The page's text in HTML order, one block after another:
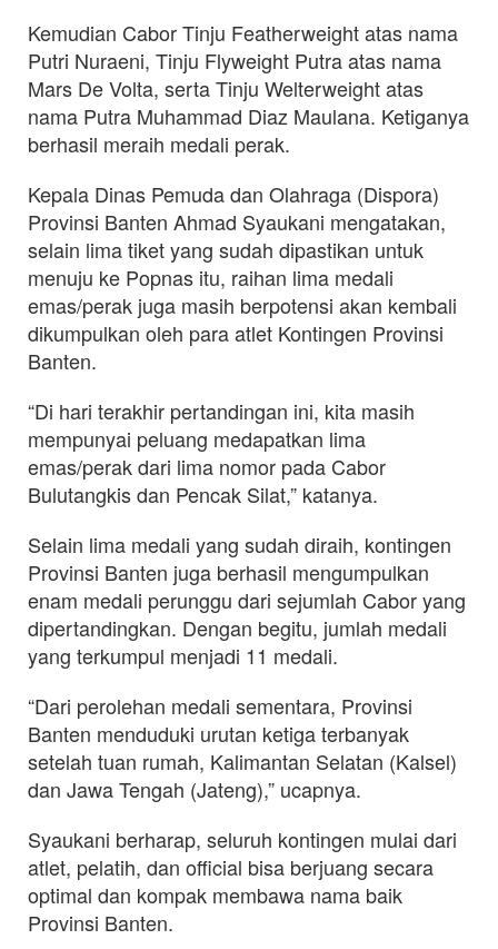
Kemudian Cabor Tinju Featherweight atas nama
Putri Nuraeni, Tinju Flyweight Putra atas nama
Mars De Volta, serta Tinju Welterweight atas
nama Putra Muhammad Diaz Maulana. Ketiganya
berhasil meraih medali perak.
Kepala Dinas Pemuda dan Olahraga (Dispora)
Provinsi Banten Ahmad Syaukani mengatakan,
selain lima tiket yang sudah dipastikan untuk
menuju ke Popnas itu, raihan lima medali
emas/perak juga masih berpotensi akan kembali
dikumpulkan oleh para atlet Kontingen Provinsi
Banten.
“Di hari terakhir pertandingan ini, kita masih
mempunyai peluang medapatkan lima
emas/perak dari lima nomor pada Cabor
Bulutangkis dan Pencak Silat,” katanya.
Selain lima medali yang sudah diraih, kontingen
Provinsi Banten juga berhasil mengumpulkan
enam medali perunggu dari sejumlah Cabor yang
dipertandingkan. Dengan begitu, jumlah medali
yang terkumpul menjadi 11 medali.
“Dari perolehan medali sementara, Provinsi
Banten menduduki urutan ketiga terbanyak
setelah tuan rumah, Kalimantan Selatan (Kalsel)
dan Jawa Tengah (Jateng),” ucapnya.
Syaukani berharap, seluruh kontingen mulai dari
atlet, pelatih, dan official bisa berjuang secara
optimal dan kompak membawa nama baik
Provinsi Banten.